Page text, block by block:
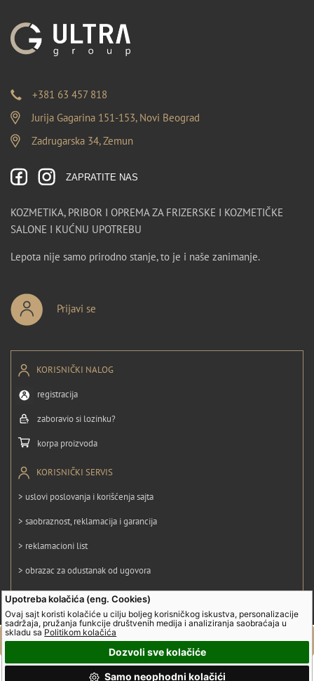
Upotreba kolačića (eng. Cookies)
Ovaj sajt koristi kolačiće u cilju boljeg korisničkog iskustva, personalizacije
sadržaja, pružanja funkcije društvenih medija i analiziranja saobraćaja u
skladu sa Politikom kolačića
Dozvoli sve kolačiće
Samo neophodni kolačići
+381 63 457 818
Jurija Gagarina 151-153, Novi Beograd
Zadrugarska 34, Zemun
ZAPRATITE NAS
KOZMETIKA, PRIBOR I OPREMA ZA FRIZERSKE I KOZMETIČKE
SALONE I KUĆNU UPOTREBU
Lepota nije samo prirodno stanje, to je i naše zanimanje.
Prijavi se
KORISNIČKI NALOG
registracija
zaboravio si lozinku?
korpa proizvoda
KORISNIČKI SERVIS
> uslovi poslovanja i korišćenja sajta
> saobraznost, reklamacija i garancija
> reklamacioni list
> obrazac za odustanak od ugovora
> politika privatnosti
> politika kolačića
© UltraGroup. Sva prava su zadržana.